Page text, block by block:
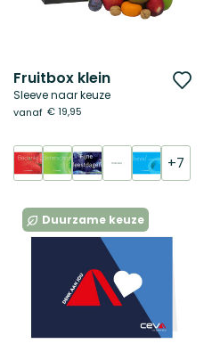
toe
aan
verlanglijst
Fruitbox klein
Sleeve naar keuze
vanaf € 19,95
+7
Duurzame keuze